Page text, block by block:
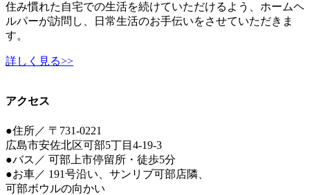
住み慣れた自宅での生活を続けていただけるよう、ホームヘ
ルパーが訪問し、日常生活のお手伝いをさせていただきま
す。
詳しく見る>>
アクセス
●住所／ 〒731-0221
広島市安佐北区可部5丁目4-19-3
●バス／ 可部上市停留所・徒歩5分
●お車／ 191号沿い、サンリブ可部店隣、
可部ボウルの向かい